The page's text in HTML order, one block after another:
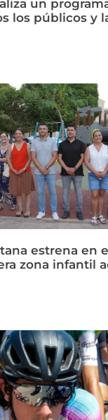
un
los públicos y
estrena en
zona infantil